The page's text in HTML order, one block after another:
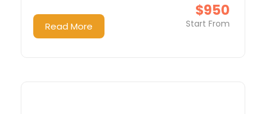
$950
Start From
Read More